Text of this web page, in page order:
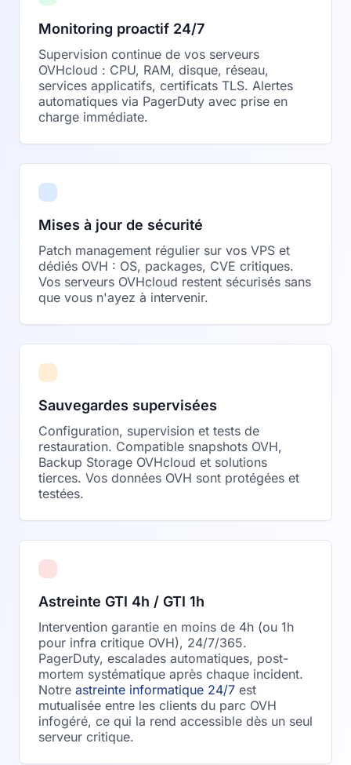
Monitoring proactif 24/7
Supervision continue de vos serveurs
OVHcloud : CPU, RAM, disque, réseau,
services applicatifs, certificats TLS. Alertes
automatiques via PagerDuty avec prise en
charge immédiate.
Mises à jour de sécurité
Patch management régulier sur vos VPS et
dédiés OVH : OS, packages, CVE critiques.
Vos serveurs OVHcloud restent sécurisés sans
que vous n'ayez à intervenir.
Sauvegardes supervisées
Configuration, supervision et tests de
restauration. Compatible snapshots OVH,
Backup Storage OVHcloud et solutions
tierces. Vos données OVH sont protégées et
testées.
Astreinte GTI 4h / GTI 1h
Intervention garantie en moins de 4h (ou 1h
pour infra critique OVH), 24/7/365.
PagerDuty, escalades automatiques, post-
mortem systématique après chaque incident.
Notre astreinte informatique 24/7 est
mutualisée entre les clients du parc OVH
infogéré, ce qui la rend accessible dès un seul
serveur critique.